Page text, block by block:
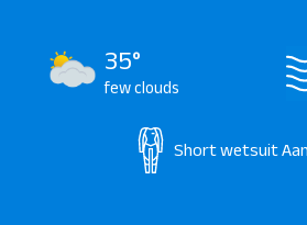
35°
few clouds
Short wetsuit